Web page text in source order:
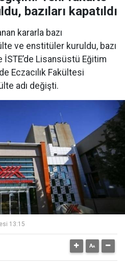
bazıları kapatıldı
kararla bazı
ve enstitüler kuruldu, bazı
İSTE’de Lisansüstü Eğitim
Eczacılık Fakültesi
adı değişti.
13:15